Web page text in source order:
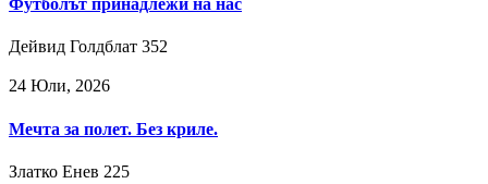
Футболът принадлежи на нас
Дейвид Голдблат 352
24 Юли, 2026
Мечта за полет. Без криле.
Златко Енев 225